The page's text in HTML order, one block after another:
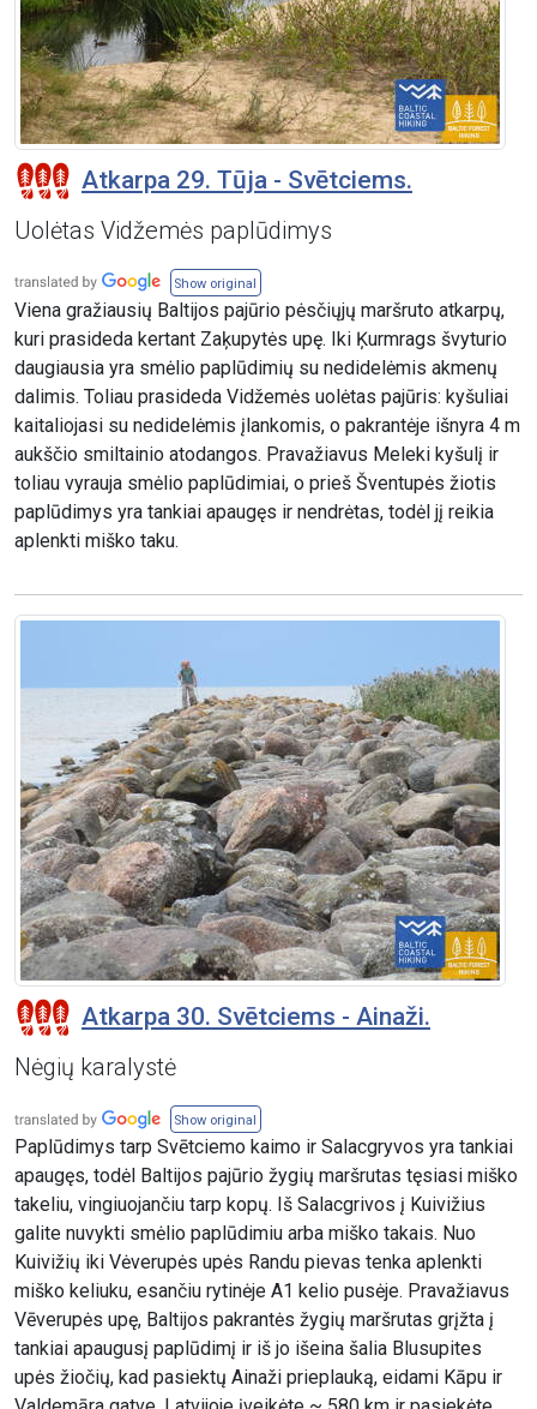
Atkarpa 29. Tūja - Svētciems.
Uolėtas Vidžemės paplūdimys
Show original
Viena gražiausių Baltijos pajūrio pėsčiųjų maršruto atkarpų,
kuri prasideda kertant Zaķupytės upę. Iki Ķurmrags švyturio
daugiausia yra smėlio paplūdimių su nedidelėmis akmenų
dalimis. Toliau prasideda Vidžemės uolėtas pajūris: kyšuliai
kaitaliojasi su nedidelėmis įlankomis, o pakrantėje išnyra 4 m
aukščio smiltainio atodangos. Pravažiavus Meleki kyšulį ir
toliau vyrauja smėlio paplūdimiai, o prieš Šventupės žiotis
paplūdimys yra tankiai apaugęs ir nendrėtas, todėl jį reikia
aplenkti miško taku.
Atkarpa 30. Svētciems - Ainaži.
Nėgių karalystė
Show original
Paplūdimys tarp Svētciemo kaimo ir Salacgryvos yra tankiai
apaugęs, todėl Baltijos pajūrio žygių maršrutas tęsiasi miško
takeliu, vingiuojančiu tarp kopų. Iš Salacgrivos į Kuivižius
galite nuvykti smėlio paplūdimiu arba miško takais. Nuo
Kuivižių iki Vėverupės upės Randu pievas tenka aplenkti
miško keliuku, esančiu rytinėje A1 kelio pusėje. Pravažiavus
Vēverupės upę, Baltijos pakrantės žygių maršrutas grįžta į
tankiai apaugusį paplūdimį ir iš jo išeina šalia Blusupites
upės žiočių, kad pasiektų Ainaži prieplauką, eidami Kāpu ir